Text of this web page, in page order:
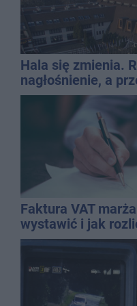
Hala się zmienia.
nagłośnienie, a
QEMETICA ARENA
Faktura VAT
wystawić i jak